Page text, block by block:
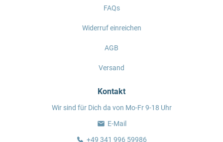
FAQs
Widerruf einreichen
AGB
Versand
Kontakt
Wir sind für Dich da von Mo-Fr 9-18 Uhr
E-Mail
+49 341 996 59986